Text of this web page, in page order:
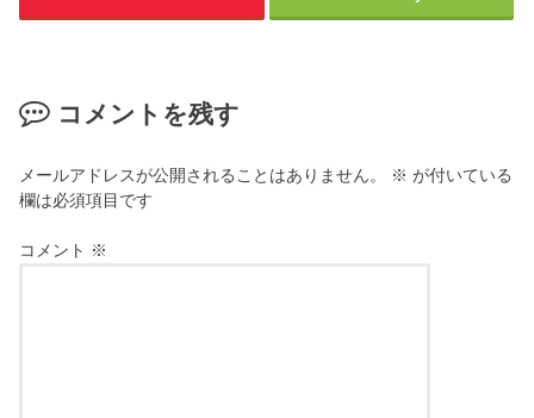
コメントを残す
メールアドレスが公開されることはありません。 ※ が付いている
欄は必須項目です
コメント ※